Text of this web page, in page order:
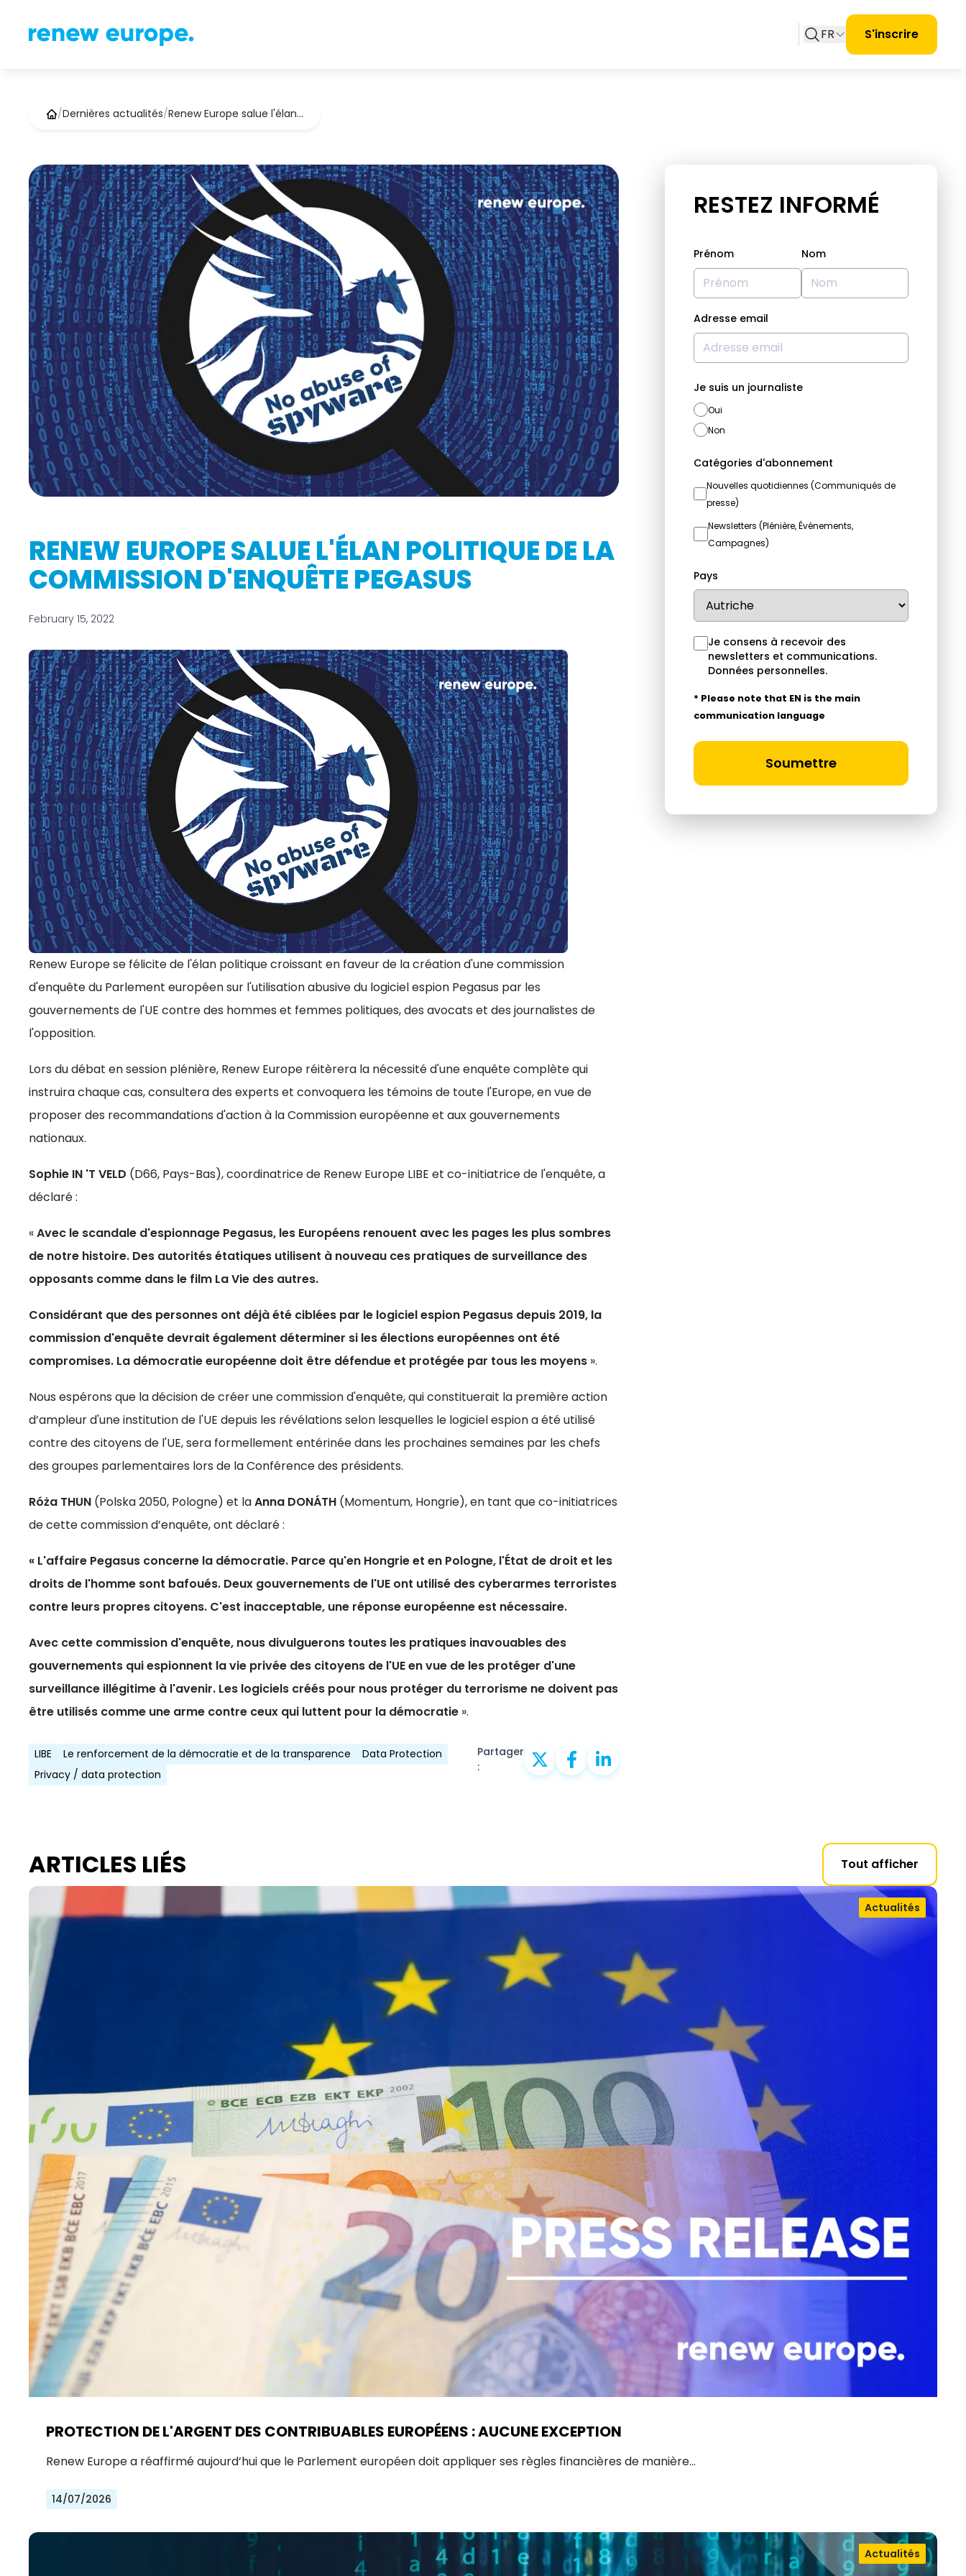
FR S'inscrire
/Dernières actualités/Renew Europe salue l'élan…
RENEW EUROPE SALUE L'ÉLAN POLITIQUE DE LA
COMMISSION D'ENQUÊTE PEGASUS
February 15, 2022
Renew Europe se félicite de l'élan politique croissant en faveur de la création d'une commission
d'enquête du Parlement européen sur l'utilisation abusive du logiciel espion Pegasus par les
gouvernements de l'UE contre des hommes et femmes politiques, des avocats et des journalistes de
l'opposition.
Lors du débat en session plénière, Renew Europe réitèrera la nécessité d'une enquête complète qui
instruira chaque cas, consultera des experts et convoquera les témoins de toute l'Europe, en vue de
proposer des recommandations d'action à la Commission européenne et aux gouvernements
nationaux.
Sophie IN 'T VELD (D66, Pays-Bas), coordinatrice de Renew Europe LIBE et co-initiatrice de l'enquête, a
déclaré :
«Avec le scandale d'espionnage Pegasus, les Européens renouent avec les pages les plus sombres
de notre histoire. Des autorités étatiques utilisent à nouveau ces pratiques de surveillance des
opposants comme dans le film La Vie des autres.
Considérant que des personnes ont déjà été ciblées par le logiciel espion Pegasus depuis 2019, la
commission d'enquête devrait également déterminer si les élections européennes ont été
compromises. La démocratie européenne doit être défendue et protégée par tous les moyens ».
Nous espérons que la décision de créer une commission d'enquête, qui constituerait la première action
d’ampleur d'une institution de l'UE depuis les révélations selon lesquelles le logiciel espion a été utilisé
contre des citoyens de l'UE, sera formellement entérinée dans les prochaines semaines par les chefs
des groupes parlementaires lors de la Conférence des présidents.
Róża THUN (Polska 2050, Pologne) et laAnna DONÁTH (Momentum, Hongrie), en tant que co-initiatrices
de cette commission d’enquête, ont déclaré :
« L'affaire Pegasus concerne la démocratie. Parce qu'en Hongrie et en Pologne, l'État de droit et les
droits de l'homme sont bafoués. Deux gouvernements de l'UE ont utilisé des cyberarmes terroristes
contre leurs propres citoyens. C'est inacceptable, une réponse européenne est nécessaire.
Avec cette commission d'enquête, nous divulguerons toutes les pratiques inavouables des
gouvernements qui espionnent la vie privée des citoyens de l'UE en vue de les protéger d'une
surveillance illégitime à l'avenir. Les logiciels créés pour nous protéger du terrorisme ne doivent pas
être utilisés comme une arme contre ceux qui luttent pour la démocratie ».
LIBE Le renforcement de la démocratie et de la transparence
Data Protection
Privacy / data protection
Partager
:
RESTEZ INFORMÉ
Prénom Nom
Adresse email
Je suis un journaliste
Oui
Non
Catégories d'abonnement
Nouvelles quotidiennes (Communiqués de
presse)
Newsletters (Plénière, Événements,
Campagnes)
Pays
Je consens à recevoir des
newsletters et communications.
Données personnelles.
* Please note that EN is the main
communication language
Soumettre
ARTICLES LIÉS Tout afficher
PROTECTION DE L'ARGENT DES CONTRIBUABLES EUROPÉENS : AUCUNE EXCEPTION
Actualités
Renew Europe a réaffirmé aujourd’hui que le Parlement européen doit appliquer ses règles financières de manière…
14/07/2026
Actualités